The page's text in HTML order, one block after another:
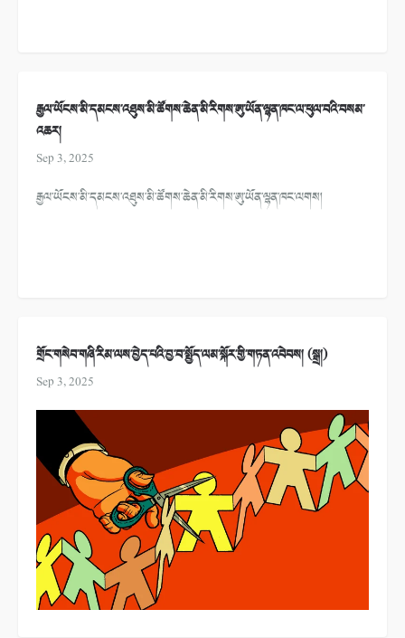
རྒྱལ་ཡོངས་མི་དམངས་འཐུས་མི་ཚོགས་ཆེན་མི་རིགས་ཨུ་ཡོན་ལྷན་ཁང་ལ་ཕུལ་བའི་བསམ་
འཆར།
Sep 3, 2025
རྒྱལ་ཡོངས་མི་དམངས་འཐུས་མི་ཚོགས་ཆེན་མི་རིགས་ཨུ་ཡོན་ལྷན་ཁང་ལགས།
གྲོང་གསེབ་གཞི་རིམ་ལས་བྱེད་པའི་བྱ་བ་སྤྱོད་ལམ་སྐོར་གྱི་གཏན་འབེབས། (སྒྲ།)
Sep 3, 2025